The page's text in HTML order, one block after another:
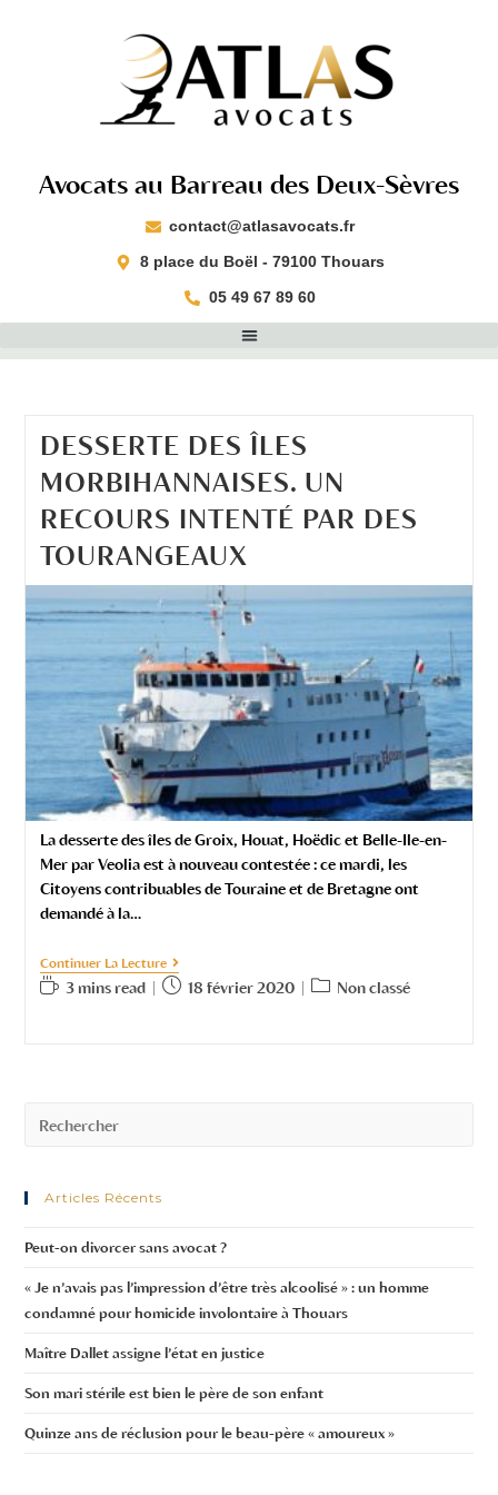
Avocats au Barreau des Deux-Sèvres
contact@atlasavocats.fr​
8 place du Boël - 79100 Thouars​
05 49 67 89 60
DESSERTE DES ÎLES
MORBIHANNAISES. UN
RECOURS INTENTÉ PAR DES
TOURANGEAUX
La desserte des îles de Groix, Houat, Hoëdic et Belle-Ile-en-
Mer par Veolia est à nouveau contestée : ce mardi, les
Citoyens contribuables de Touraine et de Bretagne ont
demandé à la…
Continuer La Lecture
3 mins read 18 février 2020 Non classé
Articles Récents
Peut-on divorcer sans avocat ?
« Je n’avais pas l’impression d’être très alcoolisé » : un homme
condamné pour homicide involontaire à Thouars
Maître Dallet assigne l’état en justice
Son mari stérile est bien le père de son enfant
Quinze ans de réclusion pour le beau-père « amoureux »